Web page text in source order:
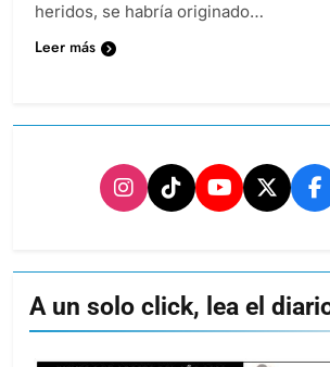
heridos, se habría originado…
Leer más
A un solo click, lea el